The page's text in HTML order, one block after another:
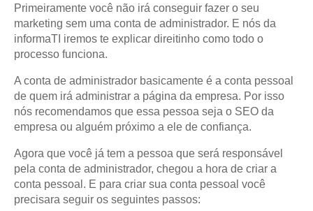
Primeiramente você não irá conseguir fazer o seu
marketing sem uma conta de administrador. E nós da
informaTI iremos te explicar direitinho como todo o
processo funciona.
A conta de administrador basicamente é a conta pessoal
de quem irá administrar a página da empresa. Por isso
nós recomendamos que essa pessoa seja o SEO da
empresa ou alguém próximo a ele de confiança.
Agora que você já tem a pessoa que será responsável
pela conta de administrador, chegou a hora de criar a
conta pessoal. E para criar sua conta pessoal você
precisara seguir os seguintes passos: